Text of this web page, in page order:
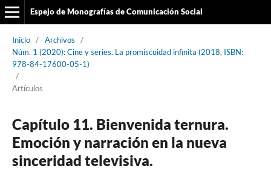
Espejo de Monografías de Comunicación Social
Inicio / Archivos
/
Núm. 1 (2020): Cine y series. La promiscuidad infinita (2018, ISBN:
978-84-17600-05-1)
/
Artículos
Capítulo 11. Bienvenida ternura.
Emoción y narración en la nueva
sinceridad televisiva.